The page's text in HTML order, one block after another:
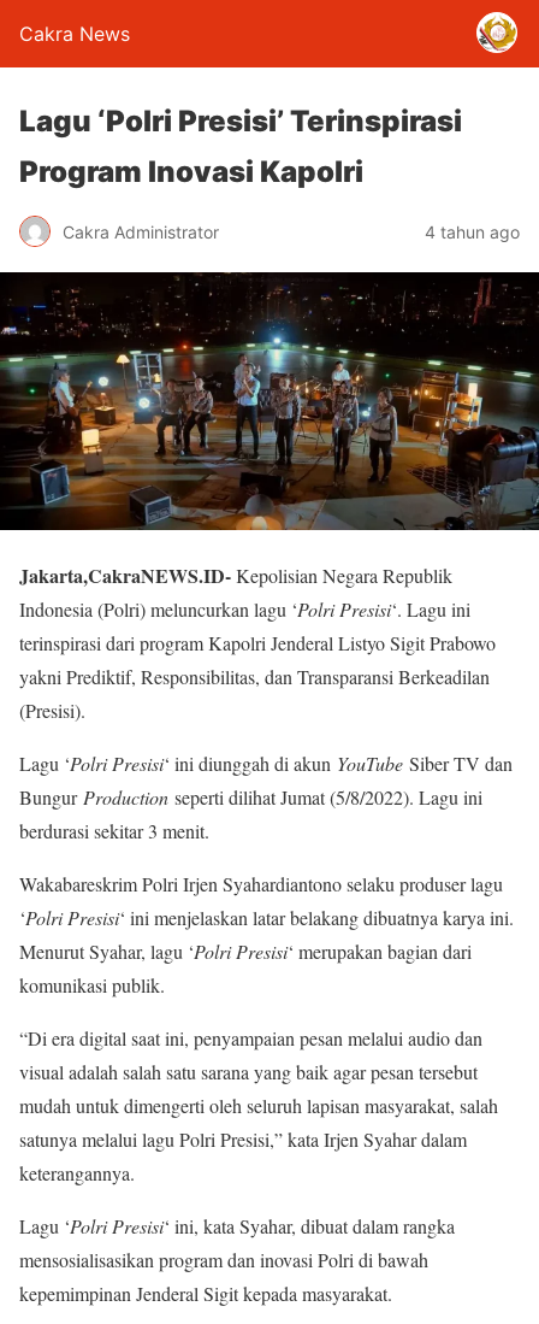
Cakra News
Lagu ‘Polri Presisi’ Terinspirasi
Program Inovasi Kapolri
Cakra Administrator 4 tahun ago
Jakarta,CakraNEWS.ID-Kepolisian Negara Republik
Indonesia (Polri) meluncurkan lagu ‘Polri Presisi‘. Lagu ini
terinspirasi dari program Kapolri Jenderal Listyo Sigit Prabowo
yakni Prediktif, Responsibilitas, dan Transparansi Berkeadilan
(Presisi).
Lagu ‘Polri Presisi‘ ini diunggah di akun YouTube Siber TV dan
Bungur Production seperti dilihat Jumat (5/8/2022). Lagu ini
berdurasi sekitar 3 menit.
Wakabareskrim Polri Irjen Syahardiantono selaku produser lagu
‘Polri Presisi‘ ini menjelaskan latar belakang dibuatnya karya ini.
Menurut Syahar, lagu ‘Polri Presisi‘ merupakan bagian dari
komunikasi publik.
“Di era digital saat ini, penyampaian pesan melalui audio dan
visual adalah salah satu sarana yang baik agar pesan tersebut
mudah untuk dimengerti oleh seluruh lapisan masyarakat, salah
satunya melalui lagu Polri Presisi,” kata Irjen Syahar dalam
keterangannya.
Lagu ‘Polri Presisi‘ ini, kata Syahar, dibuat dalam rangka
mensosialisasikan program dan inovasi Polri di bawah
kepemimpinan Jenderal Sigit kepada masyarakat.